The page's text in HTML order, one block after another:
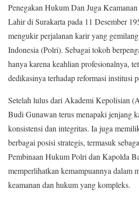
Penegakan Hukum Dan Juga
Lahir di Surakarta pada 11 Desember
mengukir perjalanan karir yang
Indonesia (Polri). Sebagai tokoh
hanya karena keahlian profesionalnya,
dedikasinya terhadap reformasi institusi
Setelah lulus dari Akademi Kepolisian
Budi Gunawan terus menapaki jenjang
konsistensi dan integritas. Ia juga
berbagai posisi strategis, termasuk
Pembinaan Hukum Polri dan Kapolda
memperlihatkan kemampuannya dalam
keamanan dan hukum yang kompleks.